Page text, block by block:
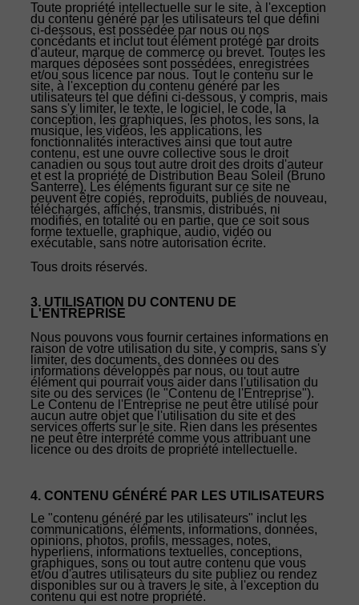
Toute propriété intellectuelle sur le site, à l'exception
du contenu généré par les utilisateurs tel que défini
ci-dessous, est possédée par nous ou nos
concédants et inclut tout élément protégé par droits
d'auteur, marque de commerce ou brevet. Toutes les
marques déposées sont possédées, enregistrées
et/ou sous licence par nous. Tout le contenu sur le
site, à l'exception du contenu généré par les
utilisateurs tel que défini ci-dessous, y compris, mais
sans s'y limiter, le texte, le logiciel, le code, la
conception, les graphiques, les photos, les sons, la
musique, les vidéos, les applications, les
fonctionnalités interactives ainsi que tout autre
contenu, est une ouvre collective sous le droit
canadien ou sous tout autre droit des droits d'auteur
et est la propriété de Distribution Beau Soleil (Bruno
Santerre). Les éléments figurant sur ce site ne
peuvent être copiés, reproduits, publiés de nouveau,
téléchargés, affichés, transmis, distribués, ni
modifiés, en totalité ou en partie, que ce soit sous
forme textuelle, graphique, audio, vidéo ou
exécutable, sans notre autorisation écrite.
Tous droits réservés.
3. UTILISATION DU CONTENU DE
L'ENTREPRISE
Nous pouvons vous fournir certaines informations en
raison de votre utilisation du site, y compris, sans s'y
limiter, des documents, des données ou des
informations développés par nous, ou tout autre
élément qui pourrait vous aider dans l'utilisation du
site ou des services (le "Contenu de l'Entreprise").
Le Contenu de l'Entreprise ne peut être utilisé pour
aucun autre objet que l'utilisation du site et des
services offerts sur le site. Rien dans les présentes
ne peut être interprété comme vous attribuant une
licence ou des droits de propriété intellectuelle.
4. CONTENU GÉNÉRÉ PAR LES UTILISATEURS
Le "contenu généré par les utilisateurs" inclut les
communications, éléments, informations, données,
opinions, photos, profils, messages, notes,
hyperliens, informations textuelles, conceptions,
graphiques, sons ou tout autre contenu que vous
et/ou d'autres utilisateurs du site publiez ou rendez
disponibles sur ou à travers le site, à l'exception du
contenu qui est notre propriété.